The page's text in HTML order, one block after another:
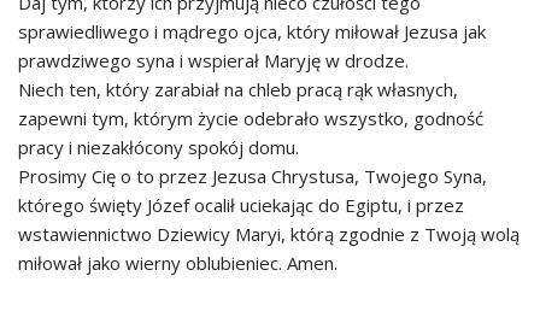
sprawiedliwego i mądrego ojca, który miłował Jezusa jak
prawdziwego syna i wspierał Maryję w drodze.
Niech ten, który zarabiał na chleb pracą rąk własnych,
zapewni tym, którym życie odebrało wszystko, godność
pracy i niezakłócony spokój domu.
Prosimy Cię o to przez Jezusa Chrystusa, Twojego Syna,
którego święty Józef ocalił uciekając do Egiptu, i przez
wstawiennictwo Dziewicy Maryi, którą zgodnie z Twoją wolą
miłował jako wierny oblubieniec. Amen.